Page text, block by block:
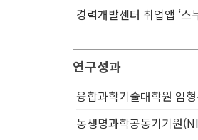
경력개발센터 취업앱 ‘스
연구성과
융합과학기술대학원 임
농생명과학공동기기원